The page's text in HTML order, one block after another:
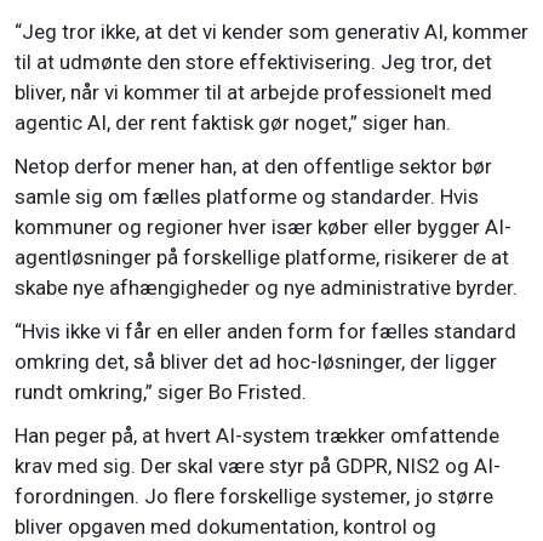
“Jeg tror ikke, at det vi kender som generativ AI, kommer
til at udmønte den store effektivisering. Jeg tror, det
bliver, når vi kommer til at arbejde professionelt med
agentic AI, der rent faktisk gør noget,” siger han.
Netop derfor mener han, at den offentlige sektor bør
samle sig om fælles platforme og standarder. Hvis
kommuner og regioner hver især køber eller bygger AI-
agentløsninger på forskellige platforme, risikerer de at
skabe nye afhængigheder og nye administrative byrder.
“Hvis ikke vi får en eller anden form for fælles standard
omkring det, så bliver det ad hoc-løsninger, der ligger
rundt omkring,” siger Bo Fristed.
Han peger på, at hvert AI-system trækker omfattende
krav med sig. Der skal være styr på GDPR, NIS2 og AI-
forordningen. Jo flere forskellige systemer, jo større
bliver opgaven med dokumentation, kontrol og